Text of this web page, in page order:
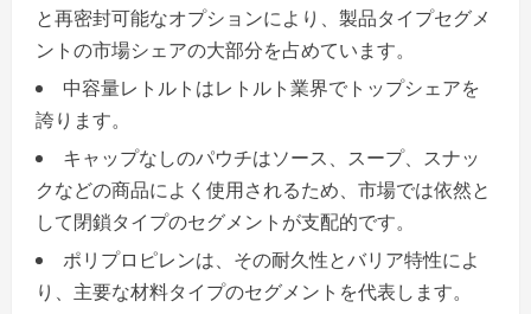
と再密封可能なオプションにより、製品タイプセグメ
ントの市場シェアの大部分を占めています。
中容量レトルトはレトルト業界でトップシェアを
誇ります。
キャップなしのパウチはソース、スープ、スナッ
クなどの商品によく使用されるため、市場では依然と
して閉鎖タイプのセグメントが支配的です。
ポリプロピレンは、その耐久性とバリア特性によ
り、主要な材料タイプのセグメントを代表します。